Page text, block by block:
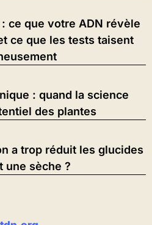
ce que votre ADN révèle
ce que les tests taisent
: quand la science
des plantes
a trop réduit les glucides
une sèche ?